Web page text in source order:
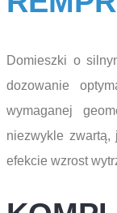
Domieszki o
dozowanie
wymaganej
niezwykle zwartą,
efekcie wzrost